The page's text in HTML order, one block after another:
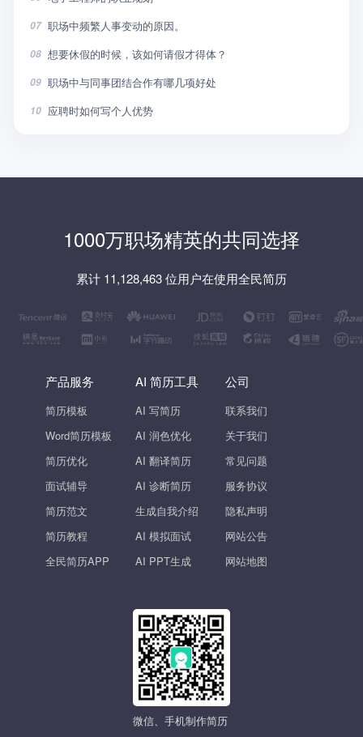
07 职场中频繁人事变动的原因。
08 想要休假的时候，该如何请假才得体？
09 职场中与同事团结合作有哪几项好处
10 应聘时如何写个人优势
1000万职场精英的共同选择
累计 11,128,463 位用户在使用全民简历
产品服务
简历模板
Word简历模板
简历优化
面试辅导
简历范文
简历教程
全民简历APP
AI 简历工具
AI 写简历
AI 润色优化
AI 翻译简历
AI 诊断简历
生成自我介绍
AI 模拟面试
AI PPT生成
公司
联系我们
关于我们
常见问题
服务协议
隐私声明
网站公告
网站地图
微信、手机制作简历